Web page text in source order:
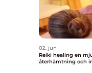
02. jun
Reiki healing en mjuk väg till
återhämtning och